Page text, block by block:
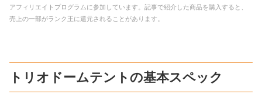
アフィリエイトプログラムに参加しています。記事で紹介した商品を購入すると、
売上の一部がランク王に還元されることがあります。
トリオドームテントの基本スペック